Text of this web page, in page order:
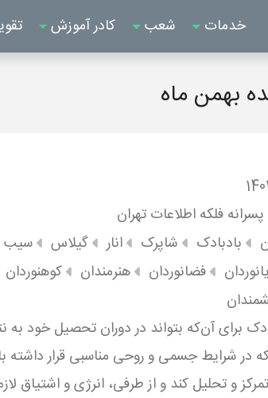
خدمات شعب کادر آموزش
بهمن ماه
فلکه اطلاعات تهران
بادبادک شاپرک انار گیلاس سیب
فضانوردان هنرمندان کوهنوردان
برای آن‌که بتواند در دوران تحصیل خود به
که در شرایط جسمی و روحی مناسبی قرار داشته
و تحلیل کند و از طرفی، انرژی و اشتیاق